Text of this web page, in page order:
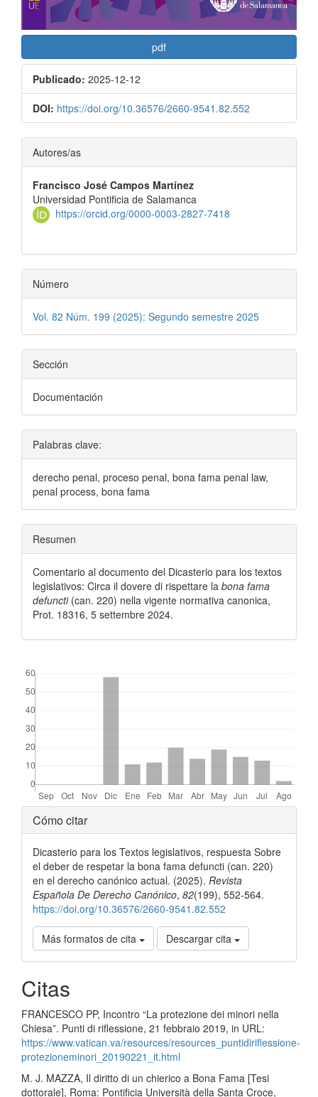
pdf
Publicado: 2025-12-12
DOI: https://doi.org/10.36576/2660-9541.82.552
Contenido
principal
del
artículo
Autores/as
Francisco José Campos Martínez
Universidad Pontificia de Salamanca
https://orcid.org/0000-0003-2827-7418
Número
Vol. 82 Núm. 199 (2025): Segundo semestre 2025
Sección
Documentación
Palabras clave:
derecho penal, proceso penal, bona fama penal law,
penal process, bona fama
Resumen
Comentario al documento del Dicasterio para los textos
legislativos: Circa il dovere di rispettare la bona fama
defuncti(can. 220) nella vigente normativa canonica,
Prot. 18316, 5 settembre 2024.
Detalles
del
artículo
Cómo citar
Dicasterio para los Textos legislativos, respuesta Sobre
el deber de respetar la bona fama defuncti (can. 220)
en el derecho canónico actual. (2025). Revista
Española De Derecho Canónico, 82(199), 552-564.
https://doi.org/10.36576/2660-9541.82.552
Más formatos de cita Descargar cita
Citas
FRANCESCO PP, Incontro “La protezione dei minori nella
Chiesa”. Punti di riflessione, 21 febbraio 2019, in URL:
https://www.vatican.va/resources/resources_puntidiriflessione-
protezioneminori_20190221_it.html
M. J. MAZZA, Il diritto di un chierico a Bona Fama [Tesi
dottorale], Roma: Pontificia Università della Santa Croce,